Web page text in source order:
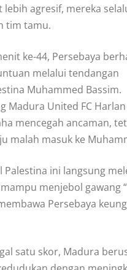
agresif, mereka
tim tamu.
ke-44, Persebaya
melalui tendangan
Muhammed Bassim.
Madura United FC Harlan
mencegah ancaman,
malah masuk ke
Palestina ini langsung
menjebol gawang
Persebaya
satu skor, Madura